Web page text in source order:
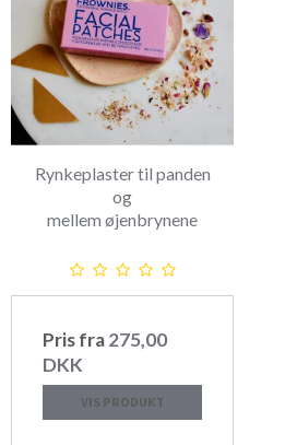
Rynkeplaster til panden
og
mellem øjenbrynene
Pris fra275,00
DKK
VIS PRODUKT